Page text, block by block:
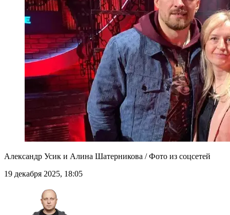
Александр Усик и Алина Шатерникова / Фото из соцсетей
19 декабря 2025, 18:05